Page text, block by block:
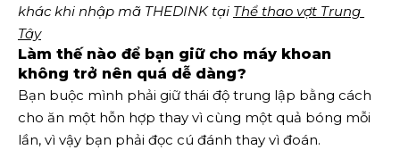
khác khi nhập mã THEDINK tại Thể thao vợt Trung
Tây
Làm thế nào để bạn giữ cho máy khoan
không trở nên quá dễ dàng?
Bạn buộc mình phải giữ thái độ trung lập bằng cách
cho ăn một hỗn hợp thay vì cùng một quả bóng mỗi
lần, vì vậy bạn phải đọc cú đánh thay vì đoán.